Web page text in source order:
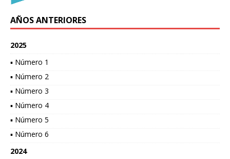
AÑOS ANTERIORES
2025
▪ Número 1
▪ Número 2
▪ Número 3
▪ Número 4
▪ Número 5
▪ Número 6
2024